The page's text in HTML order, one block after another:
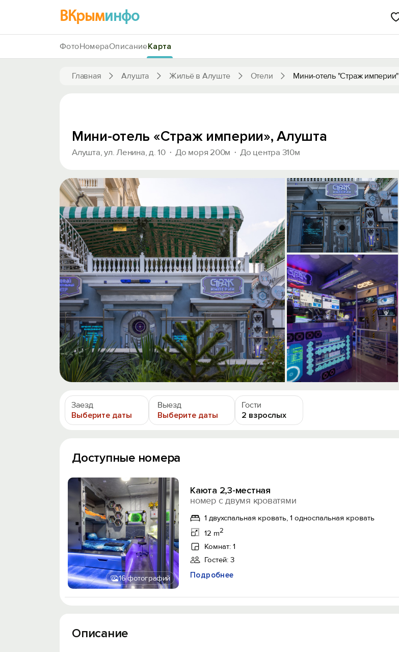
ВКрыминфо
Главная Алушта Жильё в Алуште Отели Мини-отель "Страж империи"
ФотоНомераОписаниеКарта
Мини-отель «Страж империи», Алушта
Алушта, ул. Ленина, д. 10 До моря 200м До центра 310м
Заезд
Выберите даты
Выезд
Выберите даты
Гости
2 взрослых
Доступные номера
16 фотографий
Каюта 2,3-местная
номер с двумя кроватями
1 двухспальная кровать, 1 односпальная кровать
12 m2
Комнат: 1
Гостей: 3
Подробнее
Описание